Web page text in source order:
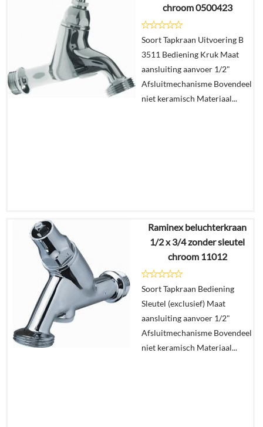
chroom 0500423
Soort Tapkraan Uitvoering B
3511 Bediening Kruk Maat
aansluiting aanvoer 1/2"
Afsluitmechanisme Bovendeel
niet keramisch Materiaal...
€125,33
€63,90
In
winkelmand
Raminex beluchterkraan
1/2 x 3/4 zonder sleutel
chroom 11012
Soort Tapkraan Bediening
Sleutel (exclusief) Maat
aansluiting aanvoer 1/2"
Afsluitmechanisme Bovendeel
niet keramisch Materiaal...